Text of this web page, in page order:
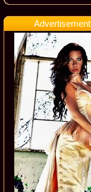
Advertisement